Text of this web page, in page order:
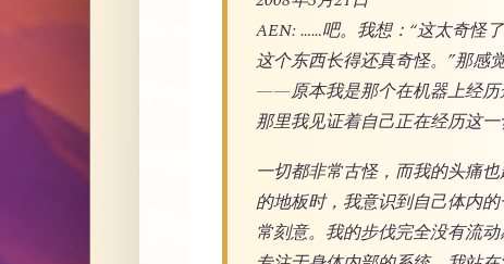
AEN: ……吧。我想：“这太奇怪
这个东西长得还真奇怪。”那感
——原本我是那个在机器上经
那里我见证着自己正在经历这一
一切都非常古怪，而我的头痛
的地板时，我意识到自己体内
常刻意。我的步伐完全没有流